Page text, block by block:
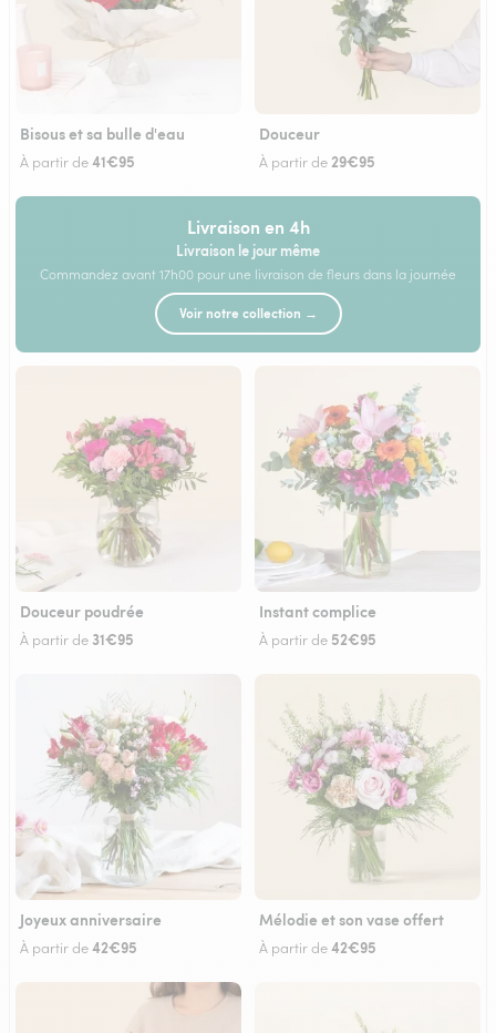
Bisous et sa bulle d'eau
À partir de41€95
Douceur
À partir de29€95
Livraison en 4h
Livraison le jour même
Commandez avant 17h00 pour une livraison de fleurs dans la journée
Voir notre collection →
Douceur poudrée
À partir de 31€95
Instant complice
À partir de 52€95
Joyeux anniversaire
À partir de42€95
Mélodie et son vase offert
À partir de42€95